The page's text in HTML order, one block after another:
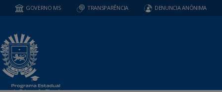
GOVERNO MS TRANSPARÊNCIA DENUNCIA ANÔNIMA